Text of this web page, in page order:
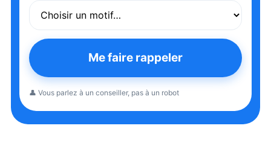
Me faire rappeler
👤 Vous parlez à un conseiller, pas à un robot